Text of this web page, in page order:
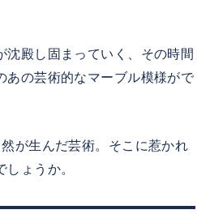
沈殿し固まっていく、その時間
あの芸術的なマーブル模様がで
が生んだ芸術。そこに惹かれ
ょうか。